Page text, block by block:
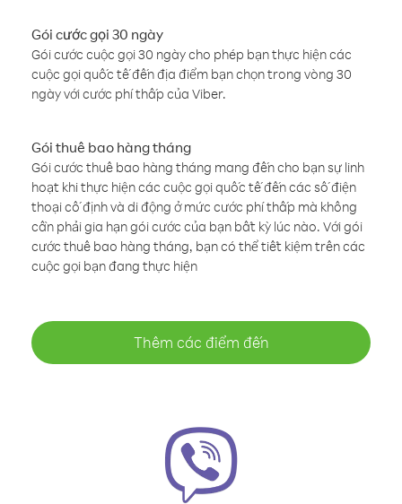
Gói cước gọi 30 ngày
Gói cước cuộc gọi 30 ngày cho phép bạn thực hiện các
cuộc gọi quốc tế đến địa điểm bạn chọn trong vòng 30
ngày với cước phí thấp của Viber.
Gói thuê bao hàng tháng
Gói cước thuê bao hàng tháng mang đến cho bạn sự linh
hoạt khi thực hiện các cuộc gọi quốc tế đến các số điện
thoại cố định và di động ở mức cước phí thấp mà không
cần phải gia hạn gói cước của bạn bất kỳ lúc nào. Với gói
cước thuê bao hàng tháng, bạn có thể tiết kiệm trên các
cuộc gọi bạn đang thực hiện
Thêm các điểm đến